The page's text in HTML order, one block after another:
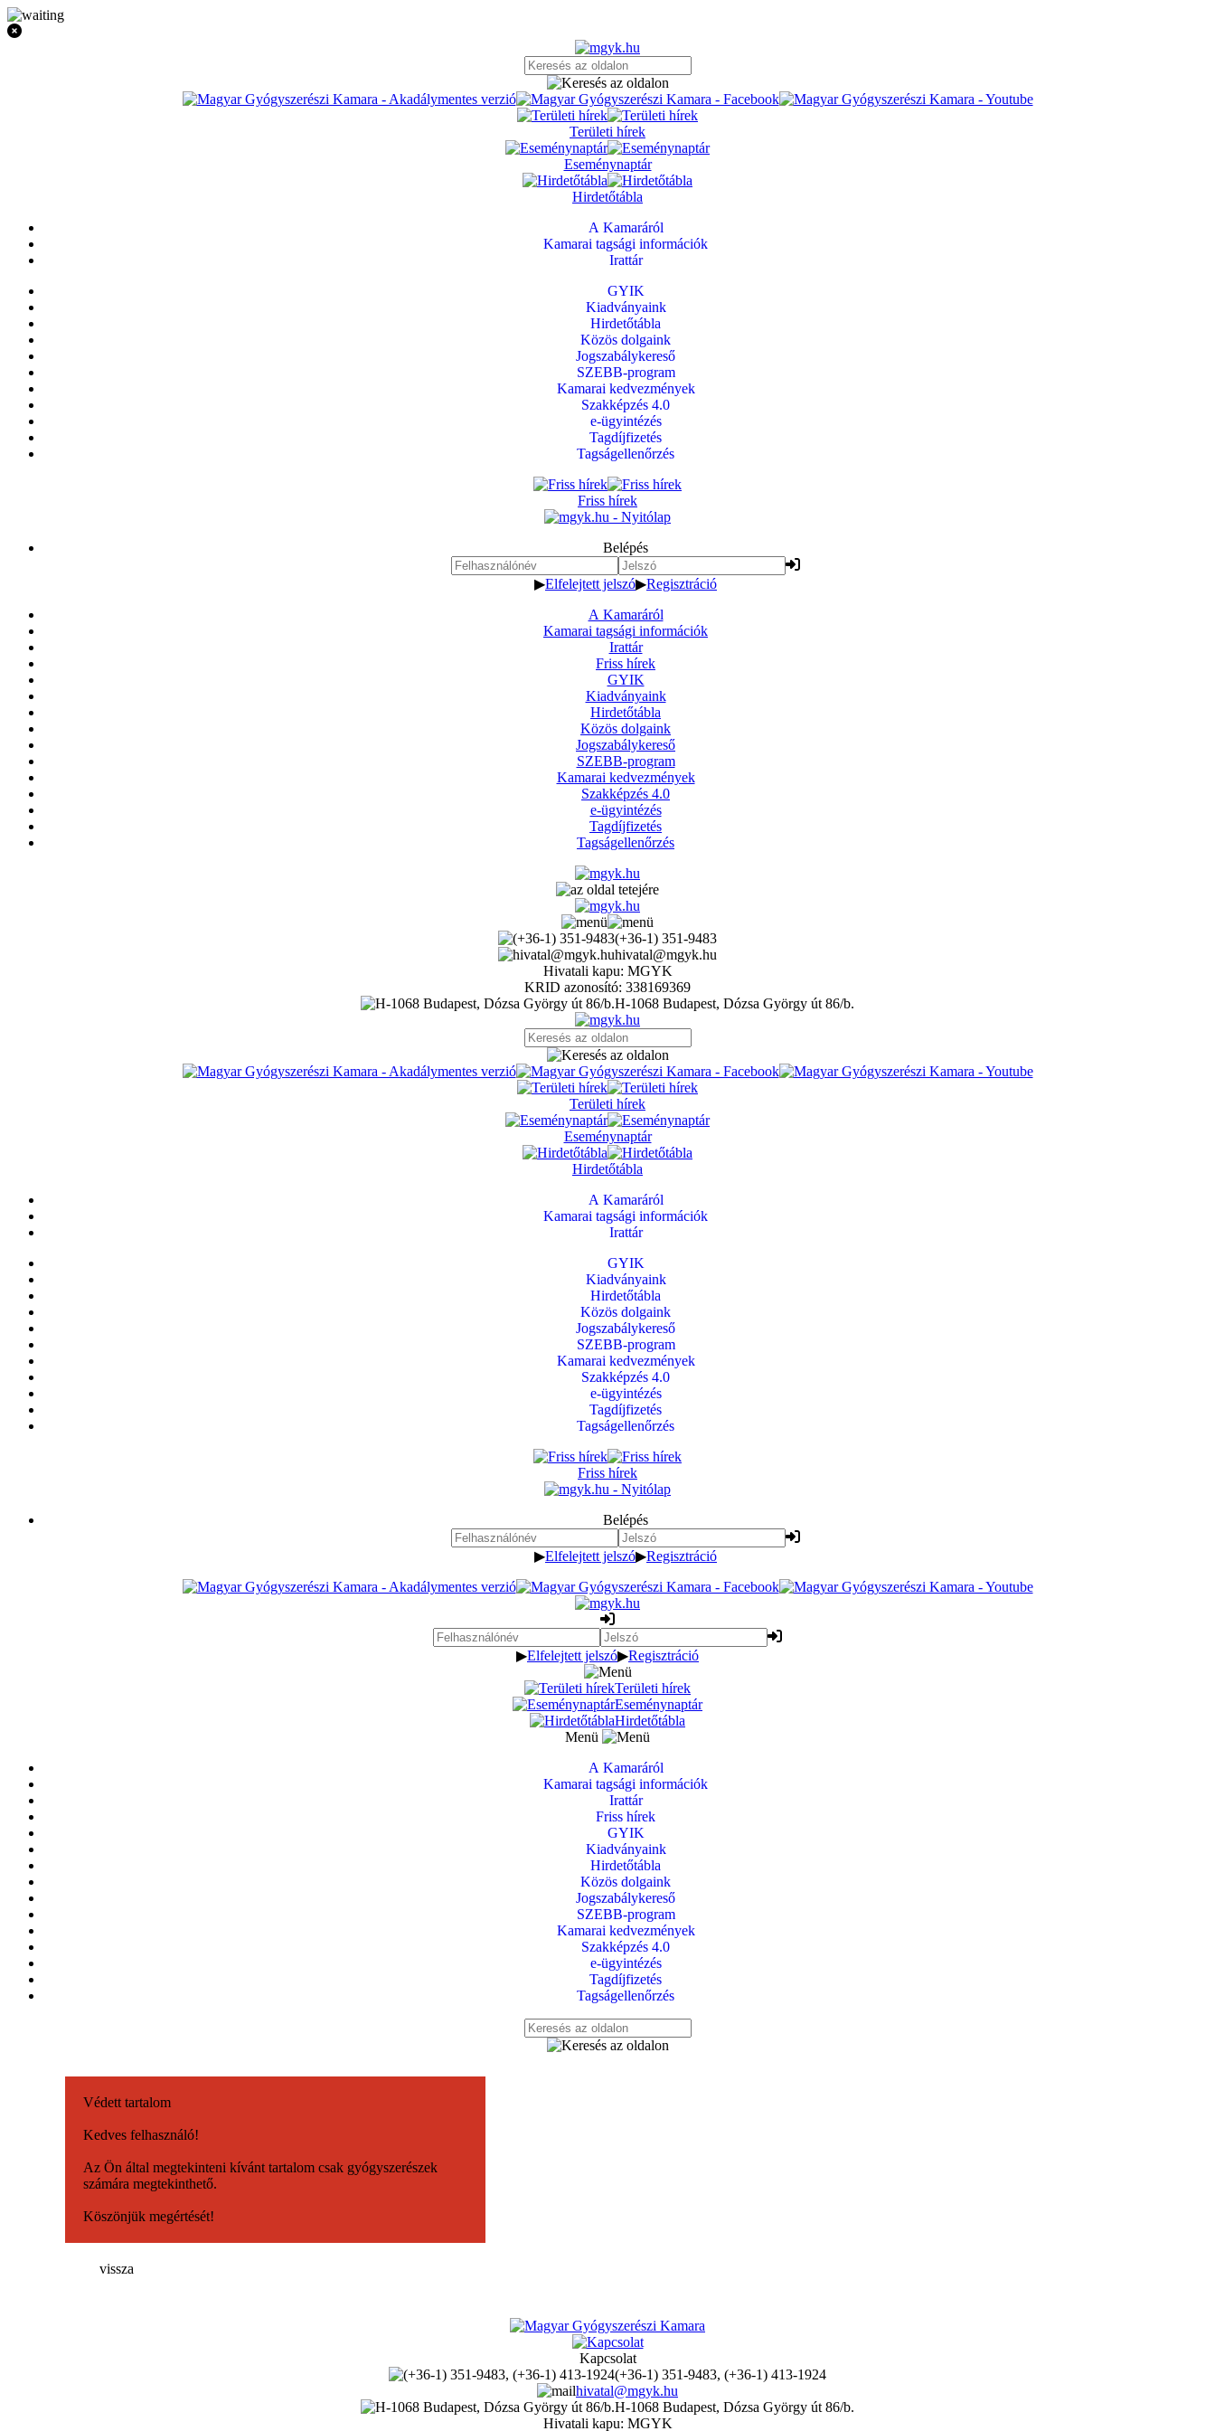
Területi hírek
Eseménynaptár
Hirdetőtábla
A Kamaráról
Kamarai tagsági információk
Irattár
GYIK
Kiadványaink
Hirdetőtábla
Közös dolgaink
Jogszabálykereső
SZEBB-program
Kamarai kedvezmények
Szakképzés 4.0
e-ügyintézés
Tagdíjfizetés
Tagságellenőrzés
Friss hírek
Belépés
▶Elfelejtett jelszó▶Regisztráció
A Kamaráról
Kamarai tagsági információk
Irattár
Friss hírek
GYIK
Kiadványaink
Hirdetőtábla
Közös dolgaink
Jogszabálykereső
SZEBB-program
Kamarai kedvezmények
Szakképzés 4.0
e-ügyintézés
Tagdíjfizetés
Tagságellenőrzés
(+36-1) 351-9483
hivatal@mgyk.hu
Hivatali kapu: MGYK
KRID azonosító: 338169369
H-1068 Budapest, Dózsa György út 86/b.
Területi hírek
Eseménynaptár
Hirdetőtábla
A Kamaráról
Kamarai tagsági információk
Irattár
GYIK
Kiadványaink
Hirdetőtábla
Közös dolgaink
Jogszabálykereső
SZEBB-program
Kamarai kedvezmények
Szakképzés 4.0
e-ügyintézés
Tagdíjfizetés
Tagságellenőrzés
Friss hírek
Belépés
▶Elfelejtett jelszó▶Regisztráció
▶Elfelejtett jelszó▶Regisztráció
Területi hírek
Eseménynaptár
Hirdetőtábla
Menü
A Kamaráról
Kamarai tagsági információk
Irattár
Friss hírek
GYIK
Kiadványaink
Hirdetőtábla
Közös dolgaink
Jogszabálykereső
SZEBB-program
Kamarai kedvezmények
Szakképzés 4.0
e-ügyintézés
Tagdíjfizetés
Tagságellenőrzés
Védett tartalom
Kedves felhasználó!
Az Ön által megtekinteni kívánt tartalom csak gyógyszerészek
számára megtekinthető.
Köszönjük megértését!
vissza
Kapcsolat
(+36-1) 351-9483, (+36-1) 413-1924
hivatal@mgyk.hu
H-1068 Budapest, Dózsa György út 86/b.
Hivatali kapu: MGYK